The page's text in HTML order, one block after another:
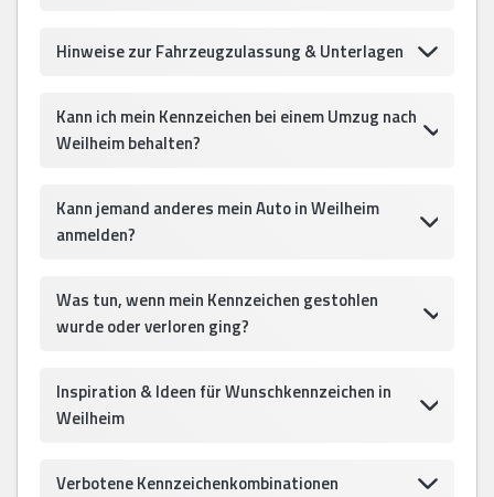
Hinweise zur Fahrzeugzulassung & Unterlagen
Kann ich mein Kennzeichen bei einem Umzug nach
Weilheim behalten?
Kann jemand anderes mein Auto in Weilheim
anmelden?
Was tun, wenn mein Kennzeichen gestohlen
wurde oder verloren ging?
Inspiration & Ideen für Wunschkennzeichen in
Weilheim
Verbotene Kennzeichenkombinationen